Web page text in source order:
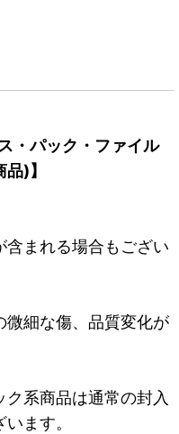
・パック・ファイル
)】
含まれる場合もござい
微細な傷、品質変化が
系商品は通常の封入
ます。